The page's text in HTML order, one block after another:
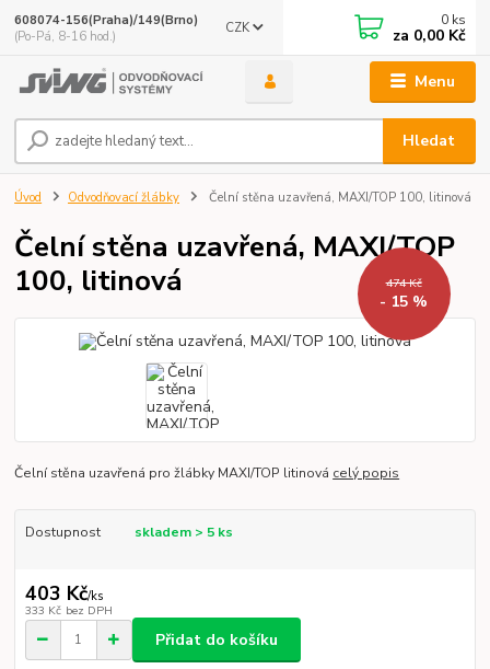
Menu
CZK
Hledat
608074-156(Praha)/149(Brno)
(Po-Pá, 8-16 hod.)
0 ks
za 0,00 Kč
Úvod Odvodňovací žlábky Čelní stěna uzavřená, MAXI/TOP 100, litinová
Čelní stěna uzavřená, MAXI/TOP
100, litinová
474 Kč
- 15 %
Čelní stěna uzavřená pro žlábky MAXI/TOP litinová celý popis
Dostupnost skladem > 5 ks
403 Kč/ks
333 Kč bez DPH
Přidat do košíku